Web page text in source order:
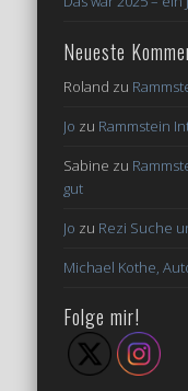
Neueste
Roland zu
Jo zu Rammstein
Sabine zu
gut
Jo zu Rezi Suche
Michael Kothe,
Folge mir!